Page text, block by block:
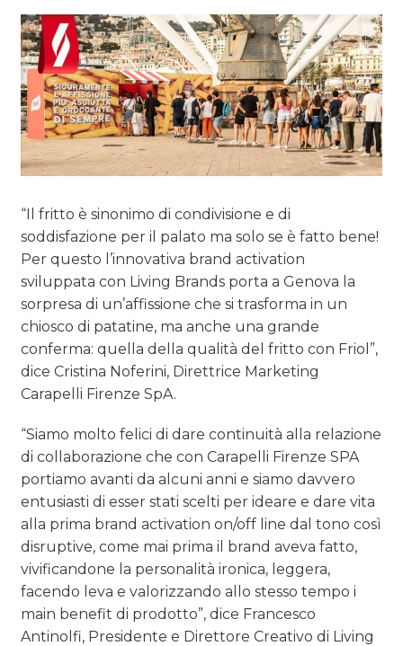
“Il fritto è sinonimo di condivisione e di
soddisfazione per il palato ma solo se è fatto bene!
Per questo l’innovativa brand activation
sviluppata con Living Brands porta a Genova la
sorpresa di un’affissione che si trasforma in un
chiosco di patatine, ma anche una grande
conferma: quella della qualità del fritto con Friol”,
dice Cristina Noferini, Direttrice Marketing
Carapelli Firenze SpA.
“Siamo molto felici di dare continuità alla relazione
di collaborazione che con Carapelli Firenze SPA
portiamo avanti da alcuni anni e siamo davvero
entusiasti di esser stati scelti per ideare e dare vita
alla prima brand activation on/off line dal tono così
disruptive, come mai prima il brand aveva fatto,
vivificandone la personalità ironica, leggera,
facendo leva e valorizzando allo stesso tempo i
main benefit di prodotto”, dice Francesco
Antinolfi, Presidente e Direttore Creativo di Living